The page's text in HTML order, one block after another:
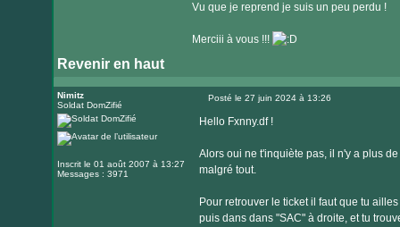
Vu que je reprend je suis un peu perdu !
Merciii à vous !!!
Revenir en haut
Nimitz
Soldat DomZifié
Inscrit le 01 août 2007 à 13:27
Messages : 3971
Posté le 27 juin 2024 à 13:26
Hello Fxnny.df !
Alors oui ne t'inquiète pas, il n'y a plus
malgré tout.
Pour retrouver le ticket il faut que tu
puis dans dans "SAC" à droite, et tu